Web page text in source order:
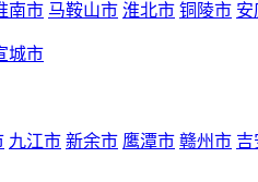
南市 马鞍山市 淮北市 铜陵市 安
城市
九江市 新余市 鹰潭市 赣州市 吉